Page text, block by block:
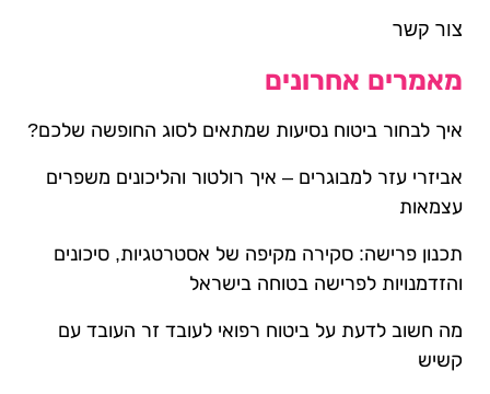
צור קשר
מאמרים אחרונים
איך לבחור ביטוח נסיעות שמתאים לסוג החופשה שלכם?
אביזרי עזר למבוגרים – איך רולטור והליכונים משפרים
עצמאות
תכנון פרישה: סקירה מקיפה של אסטרטגיות, סיכונים
והזדמנויות לפרישה בטוחה בישראל
מה חשוב לדעת על ביטוח רפואי לעובד זר העובד עם
קשיש